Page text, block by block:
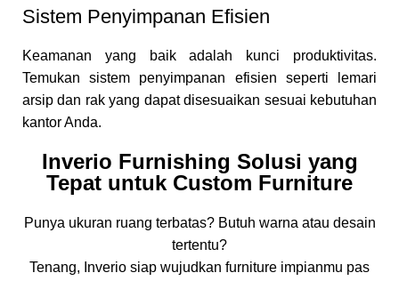
Sistem Penyimpanan Efisien
Keamanan yang baik adalah kunci produktivitas.
Temukan sistem penyimpanan efisien seperti lemari
arsip dan rak yang dapat disesuaikan sesuai kebutuhan
kantor Anda.
Inverio Furnishing Solusi yang
Tepat untuk Custom Furniture
Punya ukuran ruang terbatas? Butuh warna atau desain
tertentu?
Tenang, Inverio siap wujudkan furniture impianmu pas